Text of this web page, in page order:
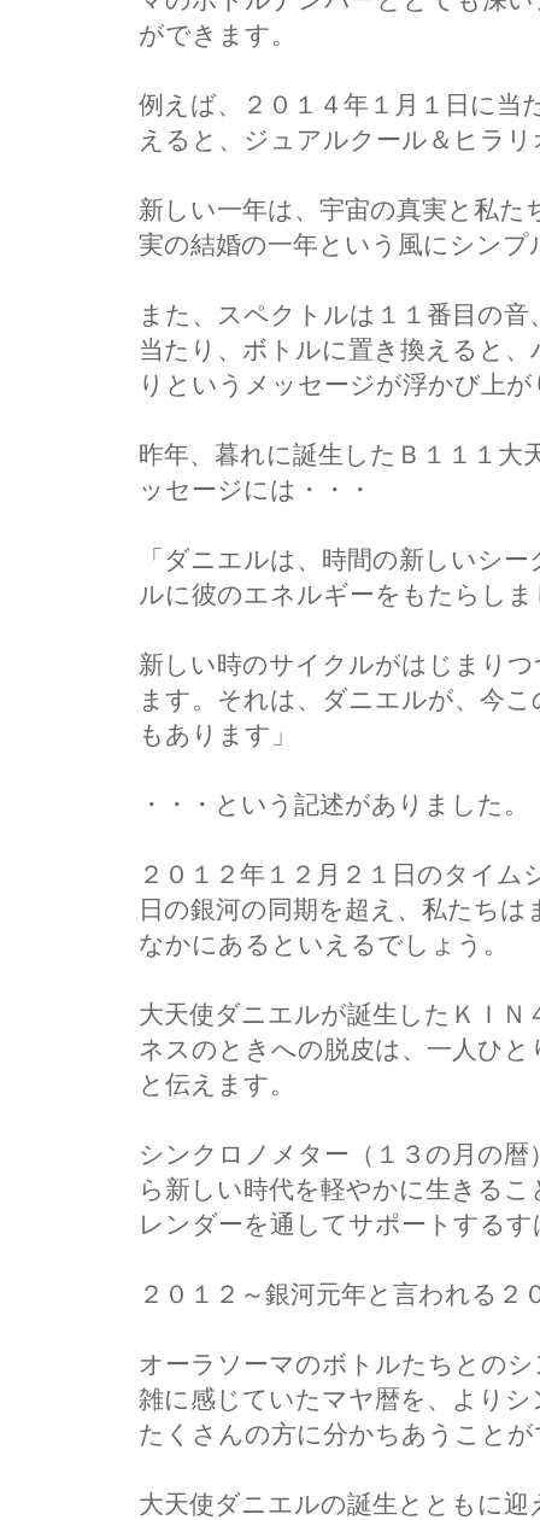
ができます。
例えば、２０１４年１月１日に当
えると、ジュアルクール＆ヒラリ
新しい一年は、宇宙の真実と私
実の結婚の一年という風にシン
また、スペクトルは１１番目の
当たり、ボトルに置き換えると
りというメッセージが浮かび上
昨年、暮れに誕生したＢ１１１
ッセージには・・・
「ダニエルは、時間の新しいシ
ルに彼のエネルギーをもたらし
新しい時のサイクルがはじまり
ます。それは、ダニエルが、今
もあります」
・・・という記述がありました。
２０１２年１２月２１日のタイ
日の銀河の同期を超え、私たち
なかにあるといえるでしょう。
大天使ダニエルが誕生したＫＩ
ネスのときへの脱皮は、一人ひ
と伝えます。
シンクロノメター（１３の月の
ら新しい時代を軽やかに生きる
レンダーを通してサポートする
２０１２～銀河元年と言われる２
オーラソーマのボトルたちとの
雑に感じていたマヤ暦を、より
たくさんの方に分かちあうこと
大天使ダニエルの誕生とともに